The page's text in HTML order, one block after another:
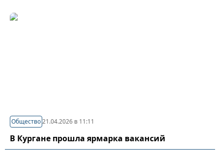
Общество21.04.2026 в 11:11
В Кургане прошла ярмарка вакансий